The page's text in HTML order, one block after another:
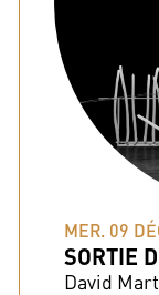
MER. 09
SORTIE
David